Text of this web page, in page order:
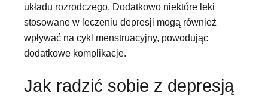
układu rozrodczego. Dodatkowo niektóre leki
stosowane w leczeniu depresji mogą również
wpływać na cykl menstruacyjny, powodując
dodatkowe komplikacje.
Jak radzić sobie z depresją